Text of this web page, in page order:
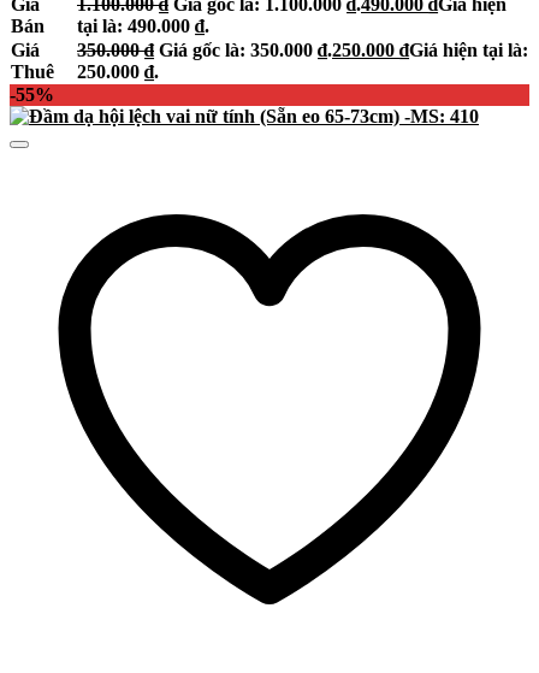
Giá
Bán
1.100.000₫ Giá gốc là: 1.100.000 ₫.490.000 ₫Giá hiện
tại là: 490.000 ₫.
Giá
Thuê
350.000₫ Giá gốc là: 350.000 ₫.250.000 ₫Giá hiện tại là:
250.000 ₫.
-55%